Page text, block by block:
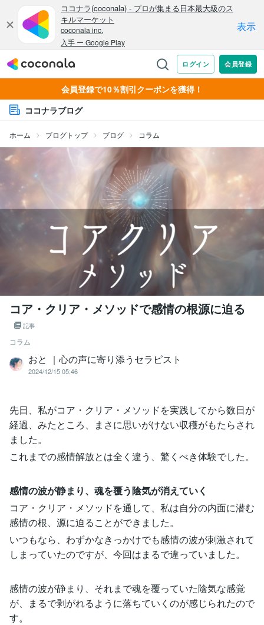
会員登録で10％割引クーポンを獲得！
ココナラブログ
ホーム ブログトップ ブログ コラム
コア・クリア・メソッドで感情の根源に迫る
記事
コラム
おと ｜心の声に寄り添うセラピスト
2024/12/15 05:46
先日、私がコア・クリア・メソッドを実践してから数日が
経過、みたところ、まさに思いがけない収穫がもたらされ
ました。
これまでの感情解放とは全く違う、驚くべき体験でした。
感情の波が静まり、魂を覆う陰気が消えていく
コア・クリア・メソッドを通して、私は自分の内面に潜む
感情の根、源に迫ることができました。
いつもなら、わずかなきっかけでも感情の波が刺激されて
しまっていたのですが、今回はまるで違っていました。
感情の波が静まり、それまで魂を覆っていた陰気な感覚
が、まるで剥がれるように落ちていくのが感じられたので
す。